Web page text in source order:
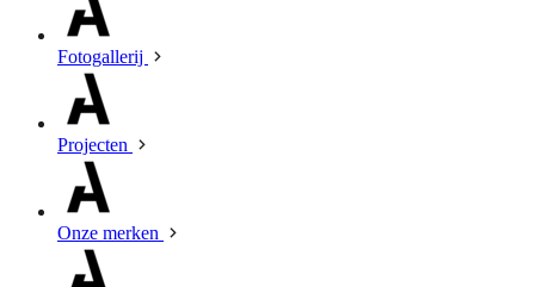
Fotogallerij
Projecten
Onze merken